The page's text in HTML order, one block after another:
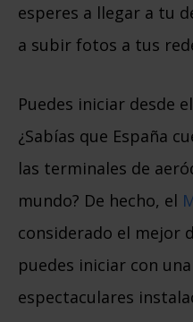
esperes a llegar a tu
a subir fotos a tus
Puedes iniciar desde
¿Sabías que España
las terminales de
mundo? De hecho, el
considerado el mejor
puedes iniciar con
espectaculares